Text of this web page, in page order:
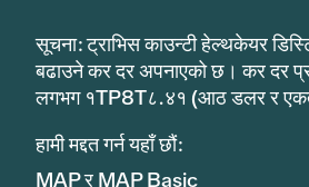
सूचना: ट्राभिस काउन्टी हेल्थकेयर
बढाउने कर दर अपनाएको छ। कर दर
लगभग १TP8T८.४१ (आठ डलर र
हामी मद्दत गर्न यहाँ छौं:
MAP र MAP Basic